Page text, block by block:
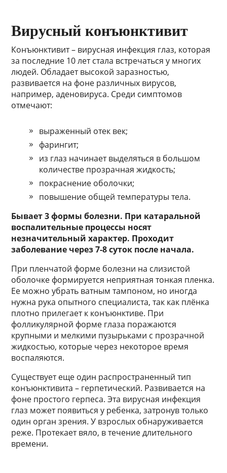
Вирусный конъюнктивит
Конъюнктивит – вирусная инфекция глаз, которая
за последние 10 лет стала встречаться у многих
людей. Обладает высокой заразностью,
развивается на фоне различных вирусов,
например, аденовируса. Среди симптомов
отмечают:
выраженный отек век;
фарингит;
из глаз начинает выделяться в большом
количестве прозрачная жидкость;
покраснение оболочки;
повышение общей температуры тела.
Бывает 3 формы болезни. При катаральной
воспалительные процессы носят
незначительный характер. Проходит
заболевание через 7-8 суток после начала.
При пленчатой форме болезни на слизистой
оболочке формируется неприятная тонкая пленка.
Ее можно убрать ватным тампоном, но иногда
нужна рука опытного специалиста, так как плёнка
плотно прилегает к конъюнктиве. При
фолликулярной форме глаза поражаются
крупными и мелкими пузырьками с прозрачной
жидкостью, которые через некоторое время
воспаляются.
Существует еще один распространенный тип
конъюнктивита – герпетический. Развивается на
фоне простого герпеса. Эта вирусная инфекция
глаз может появиться у ребенка, затронув только
один орган зрения. У взрослых обнаруживается
реже. Протекает вяло, в течение длительного
времени.